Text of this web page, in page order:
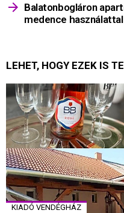
Balatonbogláron
medence használattal
LEHET, HOGY EZEK IS
KIADÓ VENDÉGHÁZ